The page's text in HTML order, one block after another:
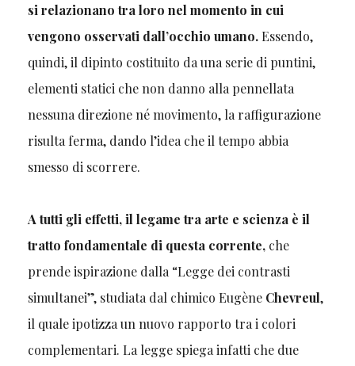
si relazionano tra loro nel momento in cui
vengono osservati dall’occhio umano.Essendo,
quindi, il dipinto costituito da una serie di puntini,
elementi statici che non danno alla pennellata
nessuna direzione né movimento, la raffigurazione
risulta ferma, dando l’idea che il tempo abbia
smesso di scorrere.
A tutti gli effetti, il legame tra arte e scienza è il
tratto fondamentale di questa corrente,che
prende ispirazione dalla “Legge dei contrasti
simultanei”, studiata dal chimico Eugène Chevreul,
il quale ipotizza un nuovo rapporto tra i colori
complementari. La legge spiega infatti che due